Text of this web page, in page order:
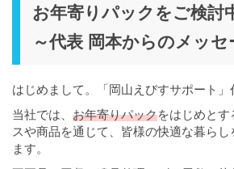
お年寄りパックをご検討
～代表 岡本からのメッセ
はじめまして。「岡山えびすサポート」
当社では、 お年寄りパックをはじめと
スや商品を通じて、皆様の快適な暮らし
ます。